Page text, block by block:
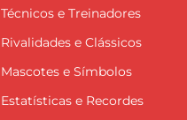
Técnicos e Treinadores
Rivalidades e Clássicos
Mascotes e Símbolos
Estatísticas e Recordes